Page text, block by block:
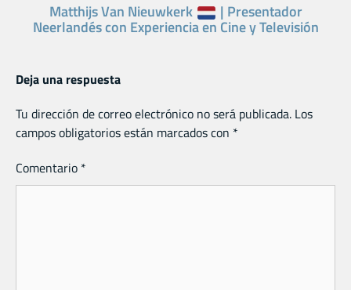
Matthijs Van Nieuwkerk | Presentador
Neerlandés con Experiencia en Cine y Televisión
Deja una respuesta
Tu dirección de correo electrónico no será publicada. Los
campos obligatorios están marcados con *
Comentario *